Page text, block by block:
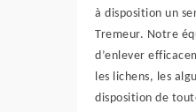
à disposition un
Tremeur. Notre
d’enlever
les lichens, les
disposition de